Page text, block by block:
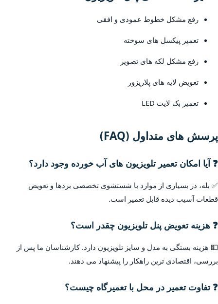
رفع مشکل خطوط عمودی و افقی
تعمیر پیکسل های سوخته
رفع مشکل لکه های تصویر
تعویض لایه های پلاریزور
تعمیر بک لایت LED
پرسش های متداول (FAQ)
❓ آیا امکان تعمیر تلویزیون های آب خورده وجود دارد؟
✅ بله، در بسیاری از موارد با شستشوی تخصصی بردها و تعویض
قطعات آسیب دیده قابل تعمیر است.
❓ هزینه تعویض پنل تلویزیون چقدر است؟
💵 هزینه بستگی به مدل و سایز تلویزیون دارد. کارشناسان ما پس از
بررسی، اقتصادی ترین راهکار را پیشنهاد می دهند.
❓ تفاوت تعمیر در محل با تعمیرگاه چیست؟